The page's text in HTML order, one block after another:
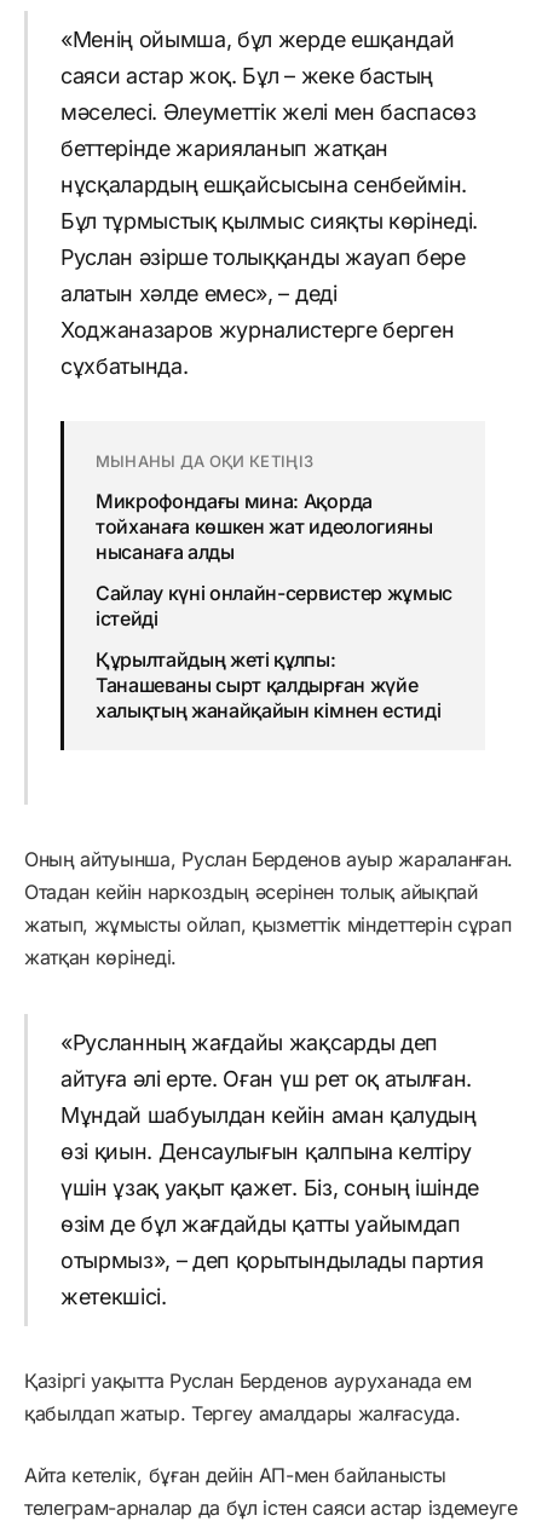
«Менің ойымша, бұл жерде ешқандай
саяси астар жоқ. Бұл – жеке бастың
мәселесі. Әлеуметтік желі мен баспасөз
беттерінде жарияланып жатқан
нұсқалардың ешқайсысына сенбеймін.
Бұл тұрмыстық қылмыс сияқты көрінеді.
Руслан әзірше толыққанды жауап бере
алатын хәлде емес», – деді
Ходжаназаров журналистерге берген
сұхбатында.
МЫНАНЫ ДА ОҚИ КЕТІҢІЗ
Микрофондағы мина: Ақорда
тойханаға көшкен жат идеологияны
нысанаға алды
Сайлау күні онлайн-сервистер жұмыс
істейді
Құрылтайдың жеті құлпы:
Танашеваны сырт қалдырған жүйе
халықтың жанайқайын кімнен естиді
Оның айтуынша, Руслан Берденов ауыр жараланған.
Отадан кейін наркоздың әсерінен толық айықпай
жатып, жұмысты ойлап, қызметтік міндеттерін сұрап
жатқан көрінеді.
«Русланның жағдайы жақсарды деп
айтуға әлі ерте. Оған үш рет оқ атылған.
Мұндай шабуылдан кейін аман қалудың
өзі қиын. Денсаулығын қалпына келтіру
үшін ұзақ уақыт қажет. Біз, соның ішінде
өзім де бұл жағдайды қатты уайымдап
отырмыз», – деп қорытындылады партия
жетекшісі.
Қазіргі уақытта Руслан Берденов ауруханада ем
қабылдап жатыр. Тергеу амалдары жалғасуда.
Айта кетелік, бұған дейін АП-мен байланысты
телеграм-арналар да бұл істен саяси астар іздемеуге